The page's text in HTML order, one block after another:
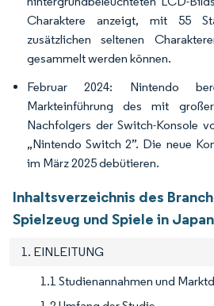
Charaktere anzeigt, mit 55
zusätzlichen seltenen
gesammelt werden können.
Februar 2024: Nintendo
Markteinführung des mit
Nachfolgers der Switch-Konsole
„Nintendo Switch 2”. Die neue
im März 2025 debütieren.
Inhaltsverzeichnis des
Spielzeug und Spiele in Japan
1. EINLEITUNG
1.1 Studienannahmen und